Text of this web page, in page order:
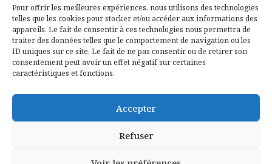
Pour offrir les meilleures expériences, nous utilisons des technologies
telles que les cookies pour stocker et/ou accéder aux informations des
appareils. Le fait de consentir à ces technologies nous permettra de
traiter des données telles que le comportement de navigation ou les
ID uniques sur ce site. Le fait de ne pas consentir ou de retirer son
consentement peut avoir un effet négatif sur certaines
caractéristiques et fonctions.
Accepter
Refuser
Mentions légales
Politique de confidentialité